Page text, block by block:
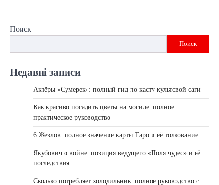
Поиск
Поиск
Недавні записи
Актёры «Сумерек»: полный гид по касту культовой саги
Как красиво посадить цветы на могиле: полное
практическое руководство
6 Жезлов: полное значение карты Таро и её толкование
Якубович о войне: позиция ведущего «Поля чудес» и её
последствия
Сколько потребляет холодильник: полное руководство с